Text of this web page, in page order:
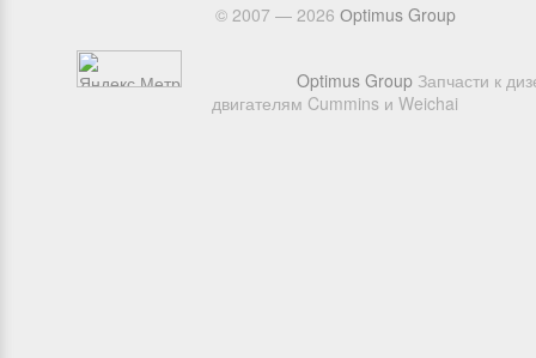
© 2007 — 2026 Оptimus Group
Optimus Group Запчасти к
двигателям Cummins и Weichai